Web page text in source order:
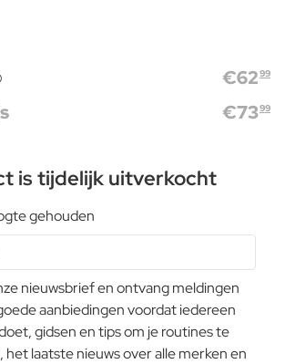
€6299
€7399
is tijdelijk uitverkocht
gehouden
nieuwsbrief en ontvang meldingen
aanbiedingen voordat iedereen
gidsen en tips om je routines te
laatste nieuws over alle merken en